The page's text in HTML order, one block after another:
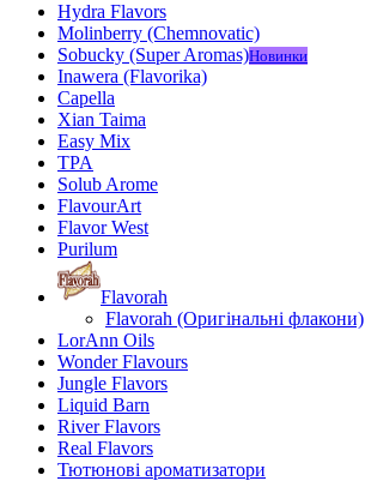
Hydra Flavors
Molinberry (Chemnovatic)
Sobucky (Super Aromas)Новинки
Inawera (Flavorika)
Capella
Xian Taima
Easy Mix
TPA
Solub Arome
FlavourArt
Flavor West
Purilum
Flavorah
Flavorah (Оригінальні флакони)
LorAnn Oils
Wonder Flavours
Jungle Flavors
Liquid Barn
River Flavors
Real Flavors
Тютюнові ароматизатори